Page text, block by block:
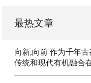
最热文章
向新,向前 作为千年古
传统和现代有机融合